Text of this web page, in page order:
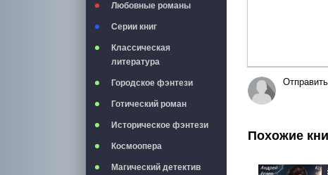
Любовные романы
Серии книг
Классическая
литература
Городское фэнтези
Готический роман
Историческое фэнтези
Космоопера
Магический детектив
Отправить
Похожие